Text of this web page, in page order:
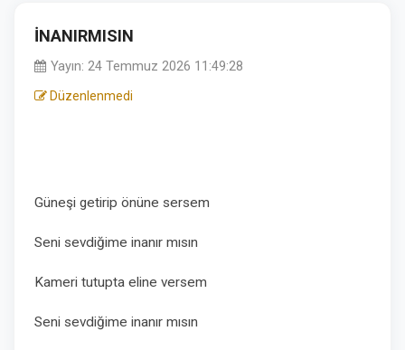
İNANIRMISIN
Yayın: 24 Temmuz 2026 11:49:28
Düzenlenmedi
Güneşi getirip önüne sersem
Seni sevdiğime inanır mısın
Kameri tutupta eline versem
Seni sevdiğime inanır mısın